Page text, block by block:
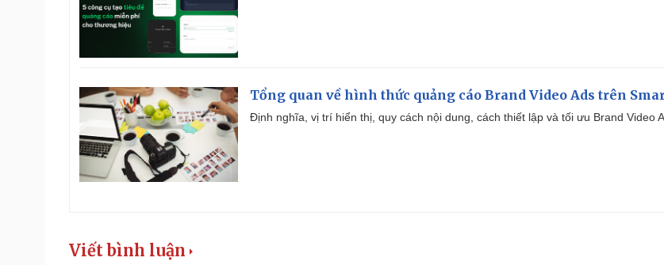
Tổng quan về hình thức quảng cáo Brand Video Ads trên
Định nghĩa, vị trí hiển thị, quy cách nội dung, cách thiết lập và tối ưu Brand Video
Viết bình luận